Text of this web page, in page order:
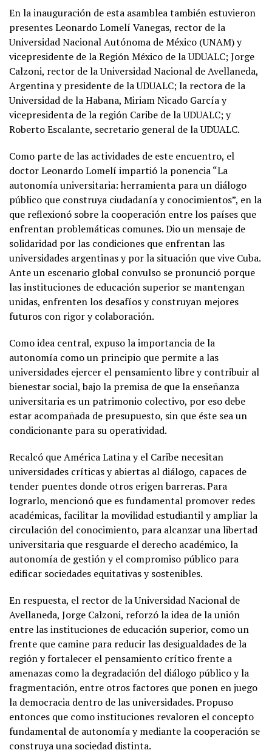
En la inauguración de esta asamblea también estuvieron
presentes Leonardo Lomelí Vanegas, rector de la
Universidad Nacional Autónoma de México (UNAM) y
vicepresidente de la Región México de la UDUALC; Jorge
Calzoni, rector de la Universidad Nacional de Avellaneda,
Argentina y presidente de la UDUALC; la rectora de la
Universidad de la Habana, Miriam Nicado García y
vicepresidenta de la región Caribe de la UDUALC; y
Roberto Escalante, secretario general de la UDUALC.
Como parte de las actividades de este encuentro, el
doctor Leonardo Lomelí impartió la ponencia “La
autonomía universitaria: herramienta para un diálogo
público que construya ciudadanía y conocimientos”, en la
que reflexionó sobre la cooperación entre los países que
enfrentan problemáticas comunes. Dio un mensaje de
solidaridad por las condiciones que enfrentan las
universidades argentinas y por la situación que vive Cuba.
Ante un escenario global convulso se pronunció porque
las instituciones de educación superior se mantengan
unidas, enfrenten los desafíos y construyan mejores
futuros con rigor y colaboración.
Como idea central, expuso la importancia de la
autonomía como un principio que permite a las
universidades ejercer el pensamiento libre y contribuir al
bienestar social, bajo la premisa de que la enseñanza
universitaria es un patrimonio colectivo, por eso debe
estar acompañada de presupuesto, sin que éste sea un
condicionante para su operatividad.
Recalcó que América Latina y el Caribe necesitan
universidades críticas y abiertas al diálogo, capaces de
tender puentes donde otros erigen barreras. Para
lograrlo, mencionó que es fundamental promover redes
académicas, facilitar la movilidad estudiantil y ampliar la
circulación del conocimiento, para alcanzar una libertad
universitaria que resguarde el derecho académico, la
autonomía de gestión y el compromiso público para
edificar sociedades equitativas y sostenibles.
En respuesta, el rector de la Universidad Nacional de
Avellaneda, Jorge Calzoni, reforzó la idea de la unión
entre las instituciones de educación superior, como un
frente que camine para reducir las desigualdades de la
región y fortalecer el pensamiento crítico frente a
amenazas como la degradación del diálogo público y la
fragmentación, entre otros factores que ponen en juego
la democracia dentro de las universidades. Propuso
entonces que como instituciones revaloren el concepto
fundamental de autonomía y mediante la cooperación se
construya una sociedad distinta.